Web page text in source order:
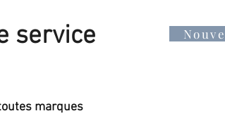
service
marques